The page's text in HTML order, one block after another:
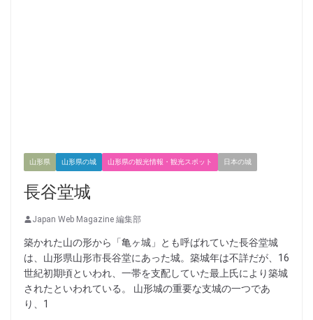
山形県 山形県の城 山形県の観光情報・観光スポット 日本の城
長谷堂城
Japan Web Magazine 編集部
築かれた山の形から「亀ヶ城」とも呼ばれていた長谷堂城
は、山形県山形市長谷堂にあった城。築城年は不詳だが、16
世紀初期頃といわれ、一帯を支配していた最上氏により築城
されたといわれている。 山形城の重要な支城の一つであ
り、1